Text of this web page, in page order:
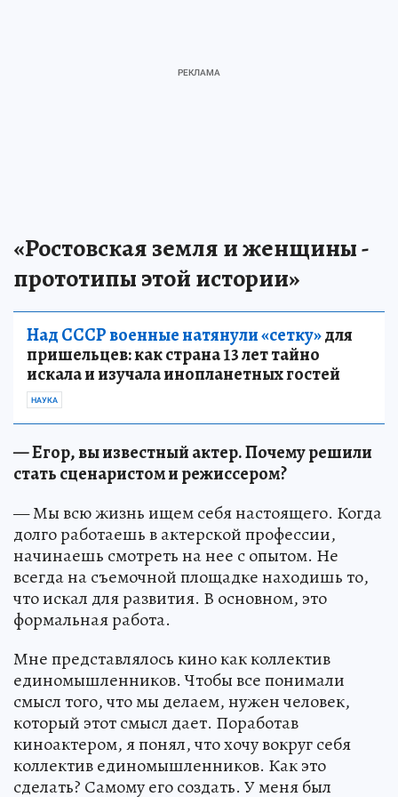
«Ростовская земля и женщины -
прототипы этой истории»
Над СССР военные натянули «сетку»для
пришельцев: как страна 13 лет тайно
искала и изучала инопланетных гостей
НАУКА
— Егор, вы известный актер. Почему решили
стать сценаристом и режиссером?
— Мы всю жизнь ищем себя настоящего. Когда
долго работаешь в актерской профессии,
начинаешь смотреть на нее с опытом. Не
всегда на съемочной площадке находишь то,
что искал для развития. В основном, это
формальная работа.
Мне представлялось кино как коллектив
единомышленников. Чтобы все понимали
смысл того, что мы делаем, нужен человек,
который этот смысл дает. Поработав
киноактером, я понял, что хочу вокруг себя
коллектив единомышленников. Как это
сделать? Самому его создать. У меня был